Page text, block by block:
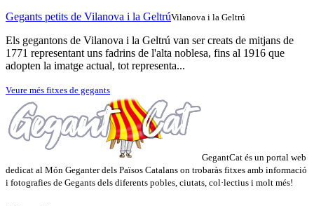
Gegants petits de Vilanova i la GeltrúVilanova i la Geltrú
Els gegantons de Vilanova i la Geltrú van ser creats de mitjans de
1771 representant uns fadrins de l'alta noblesa, fins al 1916 que
adopten la imatge actual, tot representa...
Veure més fitxes de gegants
GegantCat és un portal web
dedicat al Món Geganter dels Països Catalans on trobaràs fitxes amb informació
i fotografies de Gegants dels diferents pobles, ciutats, col·lectius i molt més!